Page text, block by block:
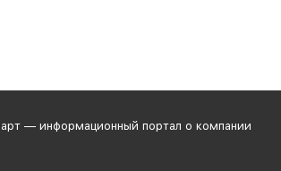
— информационный портал о компании